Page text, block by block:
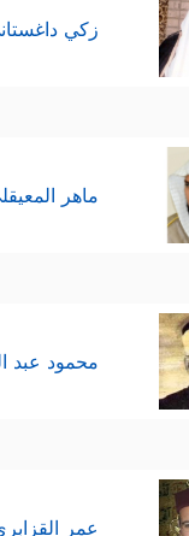
زكي
ماهر
محمود عبد
عمر